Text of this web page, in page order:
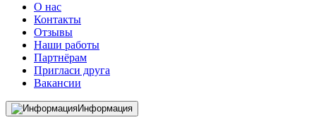
О нас
Контакты
Отзывы
Наши работы
Партнёрам
Пригласи друга
Вакансии
Информация